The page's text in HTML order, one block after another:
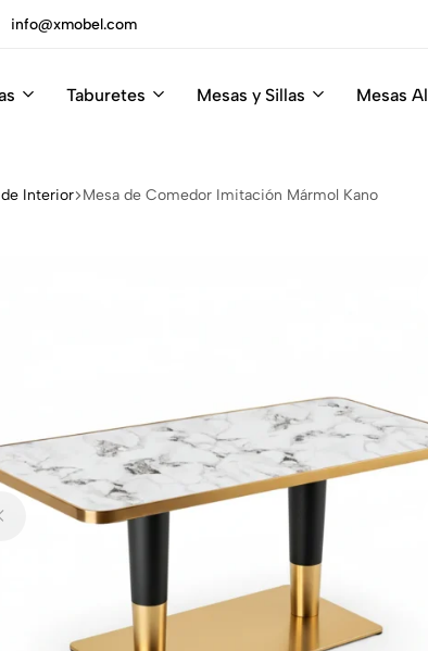
info@xmobel.com
Taburetes Mesas y Sillas Mesas
Interior Mesa de Comedor Imitación Mármol Kano